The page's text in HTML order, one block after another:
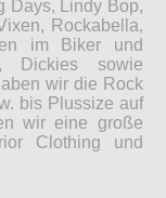
Days, Lindy Bop,
Rockabella,
im Biker und
Dickies sowie
wir die Rock
bis Plussize auf
wir eine große
Clothing und